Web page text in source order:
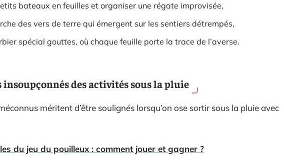
bateaux en feuilles et organiser une régate improvisée,
des vers de terre qui émergent sur les sentiers détrempés,
spécial gouttes, où chaque feuille porte la trace de l’averse.
insoupçonnés des activités sous la pluie
méritent d’être soulignés lorsqu’on ose sortir sous la pluie avec
du jeu du pouilleux : comment jouer et gagner ?